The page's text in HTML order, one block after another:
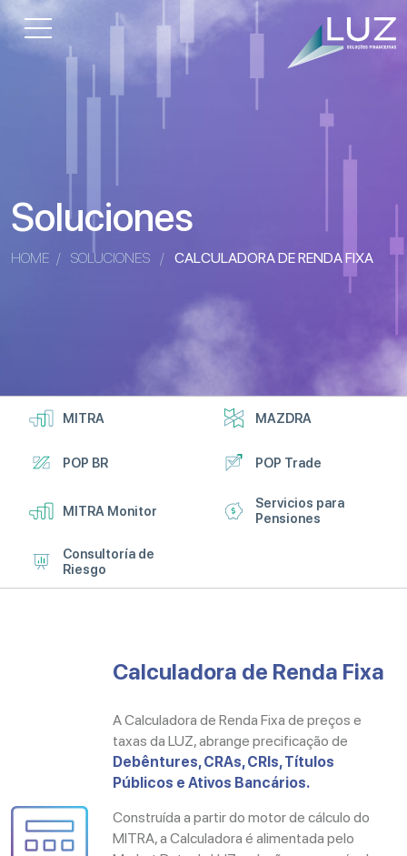
Soluciones
HOME / SOLUCIONES / CALCULADORA DE RENDA FIXA
MITRA MAZDRA
POP BR POP Trade
MITRA Monitor
Servicios para
Pensiones
Consultoría de
Riesgo
Calculadora de Renda Fixa
A Calculadora de Renda Fixa de preços e
taxas da LUZ, abrange precificação de
Debêntures, CRAs, CRIs, Títulos
Públicos e Ativos Bancários.
Construída a partir do motor de cálculo do
MITRA, a Calculadora é alimentada pelo